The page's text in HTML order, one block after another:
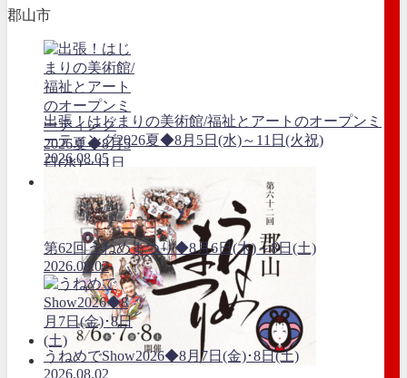
郡山市
出張！はじまりの美術館/福祉とアートのオープンミ
ーティング2026夏◆8月5日(水)～11日(火祝)
2026.08.05
第62回うねめまつり◆8月6日(木)～8日(土)
2026.08.02
うねめでShow2026◆8月7日(金)･8日(土)
2026.08.02